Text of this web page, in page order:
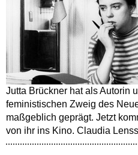
Jutta Brückner hat als Autorin
feministischen Zweig des
maßgeblich geprägt. Jetzt
von ihr ins Kino. Claudia